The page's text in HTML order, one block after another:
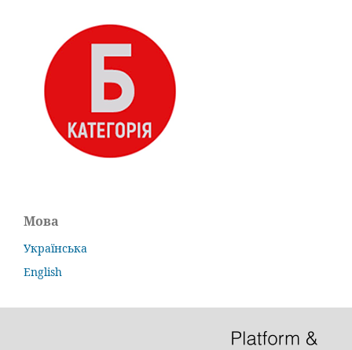
Мова
Українська
English